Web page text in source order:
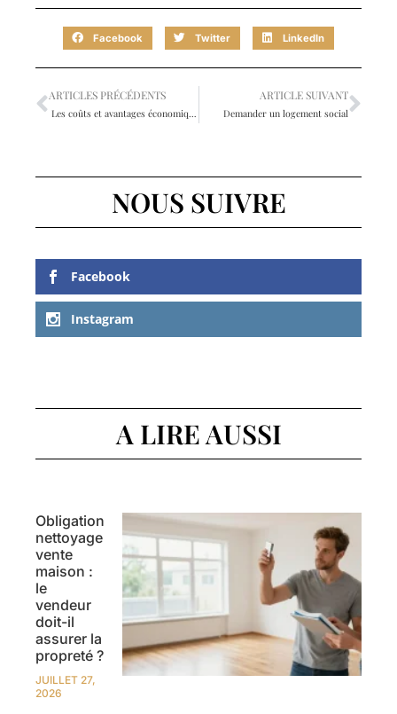
Facebook Twitter LinkedIn
ARTICLES PRÉCÉDENTS
Les coûts et avantages économiques d’Airbnb
ARTICLE SUIVANT
Demander un logement social
NOUS SUIVRE
Facebook
Instagram
A LIRE AUSSI
Obligation
nettoyage
vente
maison :
le
vendeur
doit-il
assurer la
propreté ?
JUILLET 27,
2026